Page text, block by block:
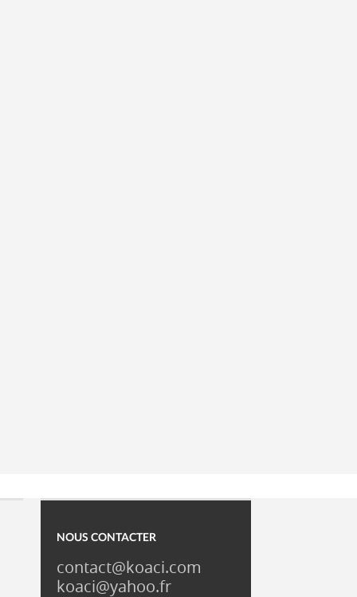
NOUS CONTACTER
contact@koaci.com
koaci@yahoo.fr